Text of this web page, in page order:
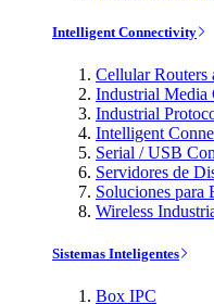
Intelligent Connectivity
Cellular Routers
Industrial Media
Industrial
Intelligent
Serial / USB
Servidores de
Soluciones para
Wireless
Sistemas Inteligentes
Box IPC